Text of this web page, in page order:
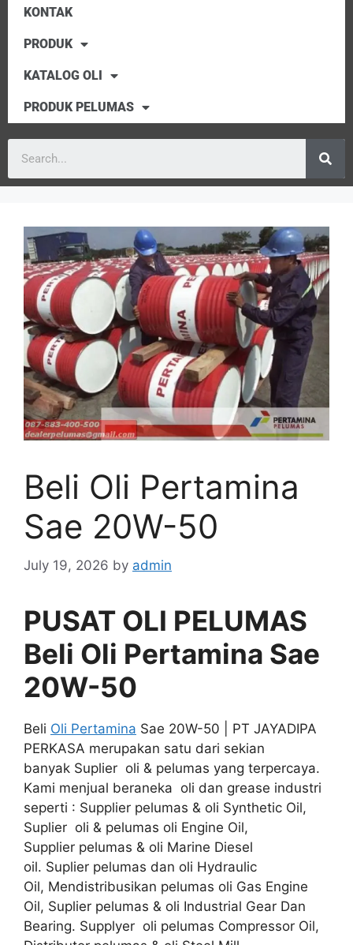
KONTAK
PRODUK
KATALOG OLI
PRODUK PELUMAS
Beli Oli Pertamina
Sae 20W-50
July 19, 2026 by admin
PUSAT OLI PELUMAS
Beli Oli Pertamina Sae
20W-50
Beli Oli Pertamina Sae 20W-50 | PT JAYADIPA
PERKASA merupakan satu dari sekian
banyak Suplier oli & pelumas yang terpercaya.
Kami menjual beraneka oli dan grease industri
seperti : Supplier pelumas & oli Synthetic Oil,
Suplier oli & pelumas oli Engine Oil,
Supplier pelumas & oli Marine Diesel
oil. Suplier pelumas dan oli Hydraulic
Oil, Mendistribusikan pelumas oli Gas Engine
Oil, Suplier pelumas & oli Industrial Gear Dan
Bearing. Supplyer oli pelumas Compressor Oil,